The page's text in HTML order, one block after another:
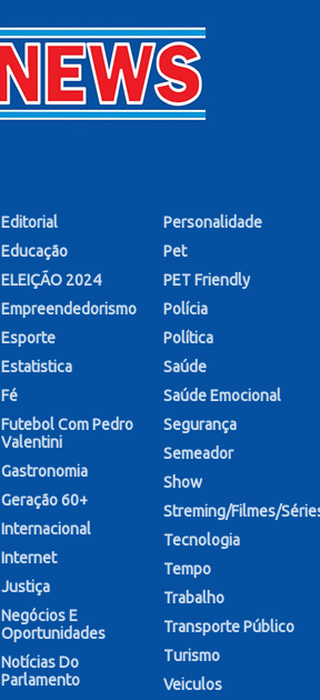
Editorial
Educação
ELEIÇÃO 2024
Empreendedorismo
Esporte
Estatistica
Fé
Futebol Com Pedro
Valentini
Gastronomia
Geração 60+
Internacional
Internet
Justiça
Negócios E
Oportunidades
Notícias Do
Parlamento
Personalidade
Pet
PET Friendly
Polícia
Política
Saúde
Saúde Emocional
Segurança
Semeador
Show
Streming/Filmes/
Tecnologia
Tempo
Trabalho
Transporte Público
Turismo
Veiculos